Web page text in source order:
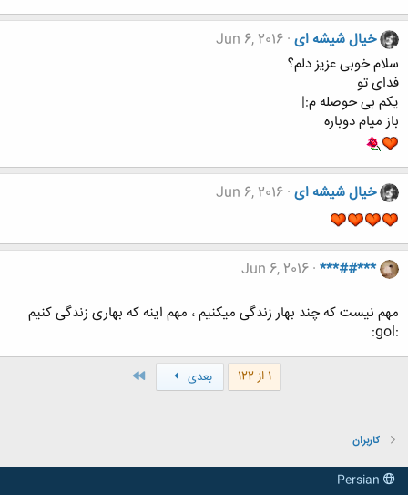
خیال شیشه ای Jun 6, 2016
سلام خوبی عزیز دلم؟
فدای تو
یکم بی حوصله م:|
باز میام دوباره
خیال شیشه ای Jun 6, 2016
***##***
Jun 6, 2016
مهم نیست که چند بهار زندگی میکنیم ، مهم اینه که بهاری زندگی کنیم
:gol:
1 از 122 بعدی
کاربران